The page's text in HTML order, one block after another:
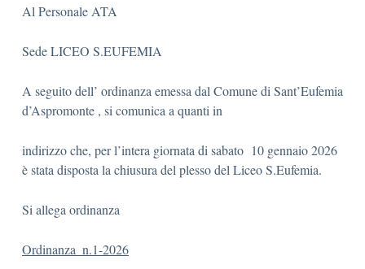
Al Personale ATA
Sede LICEO S.EUFEMIA
A seguito dell’ ordinanza emessa dal Comune di Sant’Eufemia
d’Aspromonte , si comunica a quanti in
indirizzo che, per l’intera giornata di sabato 10 gennaio 2026
è stata disposta la chiusura del plesso del Liceo S.Eufemia.
Si allega ordinanza
Ordinanza_n.1-2026